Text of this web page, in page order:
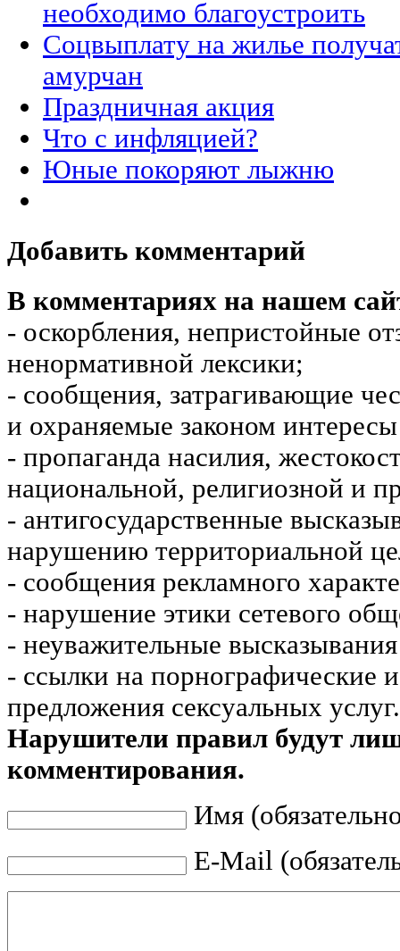
необходимо благоустроить
Соцвыплату на жилье
амурчан
Праздничная акция
Что с инфляцией?
Юные покоряют лыжню
Добавить комментарий
В комментариях на нашем
- оскорбления, непристойные
ненормативной лексики;
- сообщения, затрагивающие
и охраняемые законом
- пропаганда насилия,
национальной, религиозной и
- антигосударственные
нарушению территориальной
- сообщения рекламного
- нарушение этики сетевого
- неуважительные
- ссылки на порнографические
предложения сексуальных услуг.
Нарушители правил будут
комментирования.
Имя
E-Mail